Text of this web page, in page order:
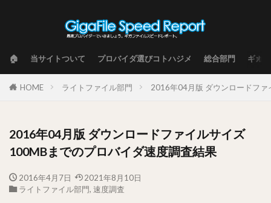
🏠 当サイトついて プロバイダ選びコトハジメ 総合部門 ギガ
HOME ライトファイル部門 2016年04月版 ダウンロードフ
2016年04月版 ダウンロードファイルサイズ
100MBまでのプロバイダ速度調査結果
2016年4月7日
2021年8月10日
ライトファイル部門, 速度調査